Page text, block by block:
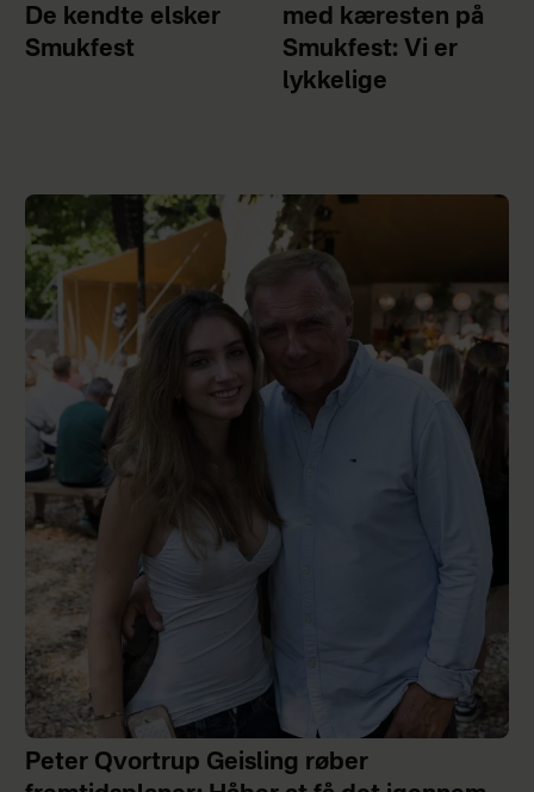
De kendte elsker
Smukfest
med kæresten på
Smukfest: Vi er
lykkelige
Peter Qvortrup Geisling røber